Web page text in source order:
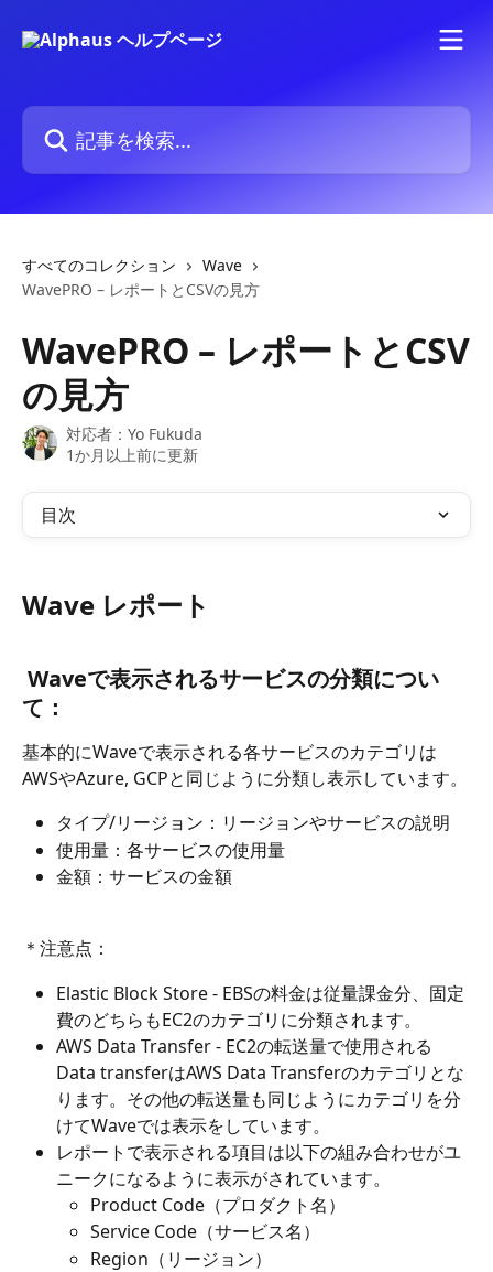
記事を検索...
すべてのコレクション
Wave
WavePRO – レポートとCSVの見方
WavePRO – レポートとCSV
の見方
対応者： Yo Fukuda
1か月以上前に更新
目次
Wave レポート
て：
基本的にWaveで表示される各サービスのカテゴリは
AWSやAzure, GCPと同じように分類し表示しています。
タイプ/リージョン：リージョンやサービスの説明
使用量：各サービスの使用量
金額：サービスの金額
＊注意点：
Elastic Block Store - EBSの料金は従量課金分、固定
費のどちらもEC2のカテゴリに分類されます。
AWS Data Transfer - EC2の転送量で使用される
Data transferはAWS Data Transferのカテゴリとな
ります。その他の転送量も同じようにカテゴリを分
けてWaveでは表示をしています。
レポートで表示される項目は以下の組み合わせがユ
ニークになるように表示がされています。
Product Code（プロダクト名）
Service Code（サービス名）
Region（リージョン）